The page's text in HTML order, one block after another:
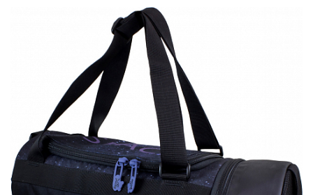
ПЛЯШКИ ДЛЯ ВОДИ
SCHOOL STANDARD
SKYNAME